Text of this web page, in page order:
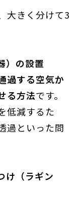
大きく分けて3
）の設置
過する空気か
る方法です。
低減するた
過といった問
け（ラギン